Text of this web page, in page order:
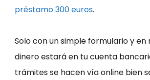
préstamo 300 euros.
Solo con un simple formulario y en
dinero estará en tu cuenta
trámites se hacen vía online bien